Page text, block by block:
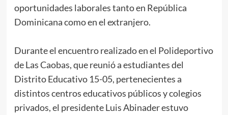
oportunidades laborales tanto en República
Dominicana como en el extranjero.
Durante el encuentro realizado en el Polideportivo
de Las Caobas, que reunió a estudiantes del
Distrito Educativo 15-05, pertenecientes a
distintos centros educativos públicos y colegios
privados, el presidente Luis Abinader estuvo